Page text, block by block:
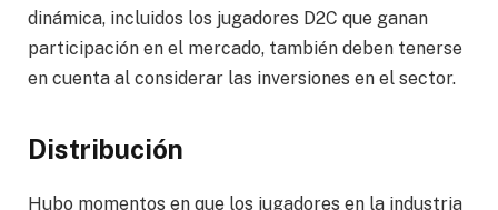
dinámica, incluidos los jugadores D2C que ganan
participación en el mercado, también deben tenerse
en cuenta al considerar las inversiones en el sector.
Distribución
Hubo momentos en que los jugadores en la industria